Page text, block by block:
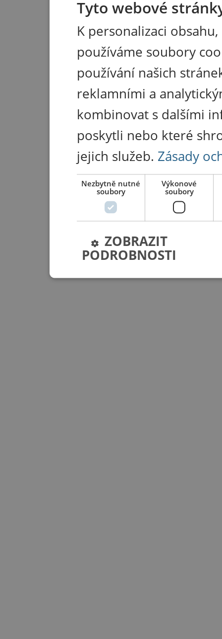
Tyto webové
K personalizaci
používáme soubory
používání našich
reklamními a
kombinovat s dalšími
poskytli nebo které
jejich služeb. Zásady
Nezbytně nutné
soubory
Výkonové
soubory
ZOBRAZIT
PODROBNOSTI